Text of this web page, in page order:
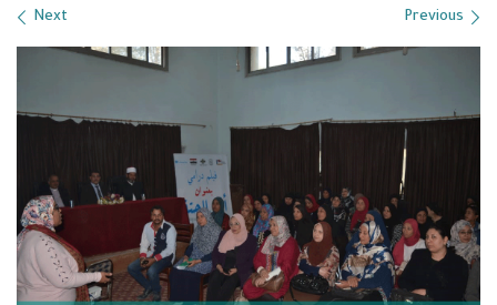
Images navigation
Previous
Next